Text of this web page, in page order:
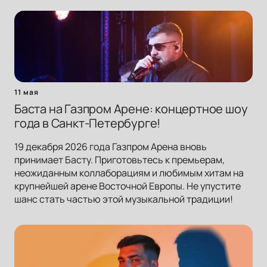
11 мая
Баста на Газпром Арене: концертное шоу
года в Санкт-Петербурге!
19 декабря 2026 года Газпром Арена вновь
принимает Басту. Приготовьтесь к премьерам,
неожиданным коллаборациям и любимым хитам на
крупнейшей арене Восточной Европы. Не упустите
шанс стать частью этой музыкальной традиции!